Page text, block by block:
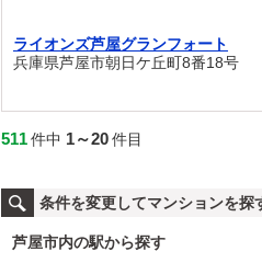
ライオンズ芦屋グランフォート
兵庫県芦屋市朝日ケ丘町8番18号
511件中 1～20件目
条件を変更してマンションを探
芦屋市内の駅から探す